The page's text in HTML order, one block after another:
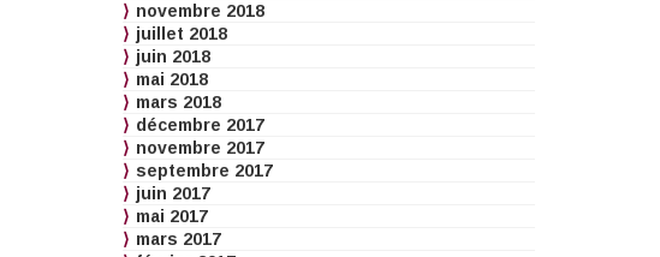
novembre 2018
juillet 2018
juin 2018
mai 2018
mars 2018
décembre 2017
novembre 2017
septembre 2017
juin 2017
mai 2017
mars 2017